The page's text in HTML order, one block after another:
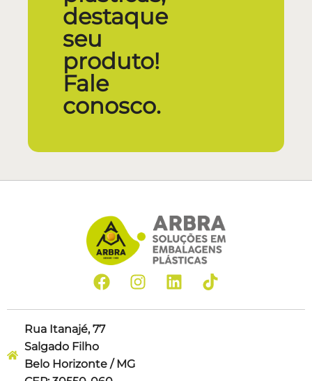
destaque
seu
produto!
Fale
conosco.
Rua Itanajé, 77
Salgado Filho
Belo Horizonte / MG